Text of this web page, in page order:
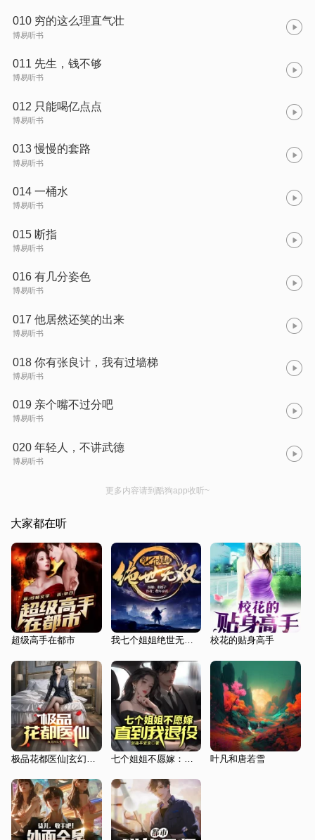
010 穷的这么理直气壮
博易听书
011 先生，钱不够
博易听书
012 只能喝亿点点
博易听书
013 慢慢的套路
博易听书
014 一桶水
博易听书
015 断指
博易听书
016 有几分姿色
博易听书
017 他居然还笑的出来
博易听书
018 你有张良计，我有过墙梯
博易听书
019 亲个嘴不过分吧
博易听书
020 年轻人，不讲武德
博易听书
更多内容请到酷狗app收听~
大家都在听
超级高手在都市 我七个姐姐绝世无双|正版|都市异能&一人之下 |高手下山 校花的贴身高手
叶凡和唐若雪